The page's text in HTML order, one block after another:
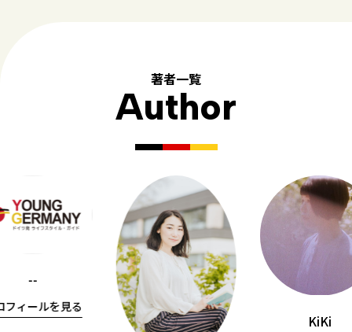
著者一覧
Author
--
フィールを見る
KiKi